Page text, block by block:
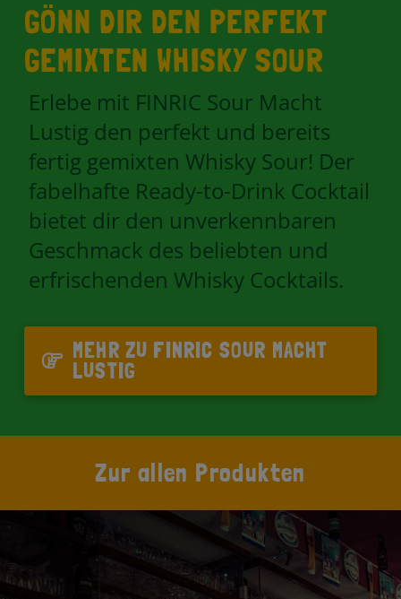
GÖNN DIR DEN PERFEKT
GEMIXTEN WHISKY SOUR
Erlebe mit FINRIC Sour Macht
Lustig den perfekt und bereits
fertig gemixten Whisky Sour! Der
fabelhafte Ready-to-Drink Cocktail
bietet dir den unverkennbaren
Geschmack des beliebten und
erfrischenden Whisky Cocktails.
MEHR ZU FINRIC SOUR MACHT
LUSTIG
Zur allen Produkten